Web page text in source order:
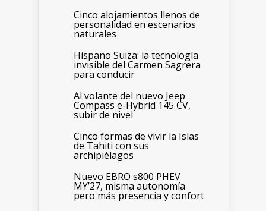
Cinco alojamientos llenos de
personalidad en escenarios
naturales
Hispano Suiza: la tecnología
invisible del Carmen Sagrera
para conducir
Al volante del nuevo Jeep
Compass e-Hybrid 145 CV,
subir de nivel
Cinco formas de vivir la Islas
de Tahiti con sus
archipiélagos
Nuevo EBRO s800 PHEV
MY’27, misma autonomía
pero más presencia y confort